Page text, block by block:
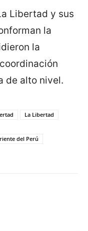
Libertad y sus
la
la
de alto nivel.
La Libertad
del Perú